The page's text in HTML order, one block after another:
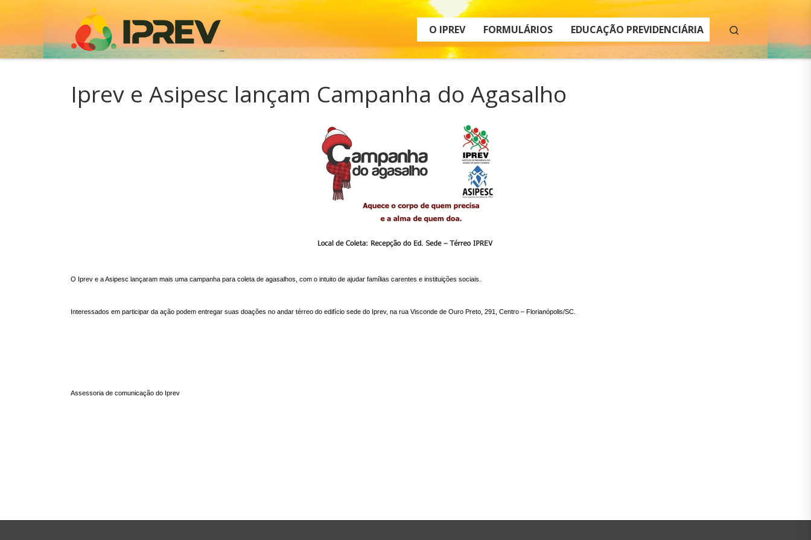
Skip to content
O IPREV FORMULÁRIOS EDUCAÇÃO PREVIDENCIÁRIA
Iprev e Asipesc lançam Campanha do Agasalho
O Iprev e a Asipesc lançaram mais uma campanha para coleta de agasalhos, com o intuito de ajudar famílias carentes e instituições sociais.
Interessados em participar da ação podem entregar suas doações no andar térreo do edifício sede do Iprev, na rua Visconde de Ouro Preto, 291, Centro – Florianópolis/SC.
Assessoria de comunicação do Iprev